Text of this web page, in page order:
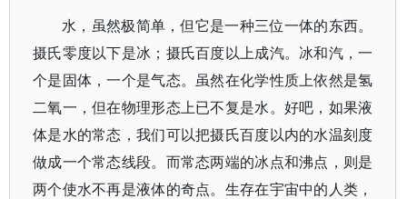
水，虽然极简单，但它是一种三位一体的东西。
摄氏零度以下是冰；摄氏百度以上成汽。冰和汽，一
个是固体，一个是气态。虽然在化学性质上依然是氢
二氧一，但在物理形态上已不复是水。好吧，如果液
体是水的常态，我们可以把摄氏百度以内的水温刻度
做成一个常态线段。而常态两端的冰点和沸点，则是
两个使水不再是液体的奇点。生存在宇宙中的人类，